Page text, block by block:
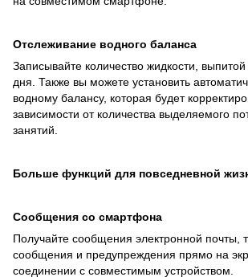
Отслеживание водного баланса
Записывайте количество жидкости,
дня. Также вы можете установить
водному балансу, которая будет
зависимости от количества выделяемого
занятий.
Больше функций для повседневной
Сообщения со смартфона
Получайте сообщения электронной почты,
сообщения и предупреждения прямо на
соединении с совместимым устройством.